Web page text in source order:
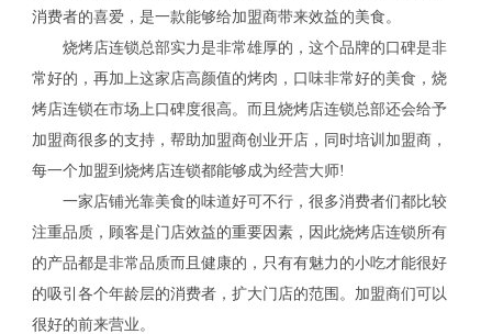
消费者的喜爱，是一款能够给加盟商带来效益的美食。
烧烤店连锁总部实力是非常雄厚的，这个品牌的口碑是非
常好的，再加上这家店高颜值的烤肉，口味非常好的美食，烧
烤店连锁在市场上口碑度很高。而且烧烤店连锁总部还会给予
加盟商很多的支持，帮助加盟商创业开店，同时培训加盟商，
每一个加盟到烧烤店连锁都能够成为经营大师!
一家店铺光靠美食的味道好可不行，很多消费者们都比较
注重品质，顾客是门店效益的重要因素，因此烧烤店连锁所有
的产品都是非常品质而且健康的，只有有魅力的小吃才能很好
的吸引各个年龄层的消费者，扩大门店的范围。加盟商们可以
很好的前来营业。